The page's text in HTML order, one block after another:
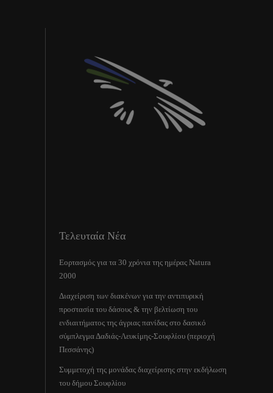
Τελευταία Νέα
Εορτασμός για τα 30 χρόνια της ημέρας Natura
2000
Διαχείριση των διακένων για την αντιπυρική
προστασία του δάσους & την βελτίωση του
ενδιαιτήματος της άγριας πανίδας στο δασικό
σύμπλεγμα Δαδιάς-Λευκίμης-Σουφλίου (περιοχή
Πεσσάνης)
Συμμετοχή της μονάδας διαχείρισης στην εκδήλωση
του δήμου Σουφλίου